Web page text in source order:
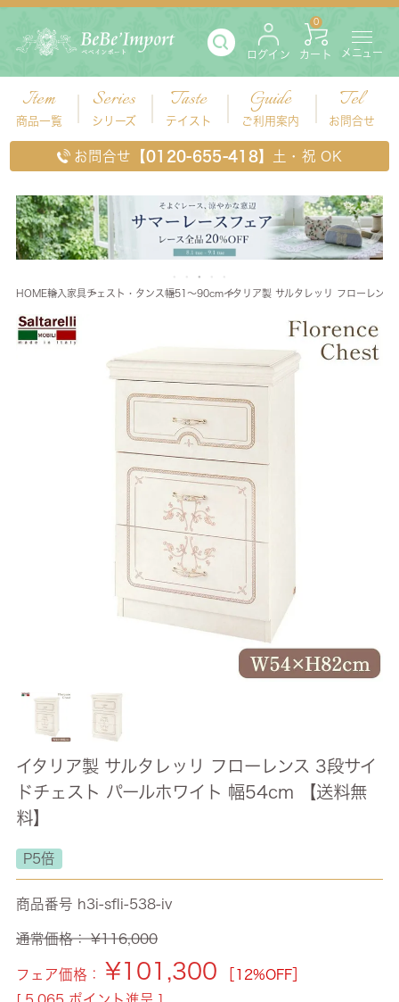
ログイン カート
0
メニュー
Item
商品一覧
Series
シリーズ
Taste
テイスト
Guide
ご利用案内
Tel
お問合せ
お問合せ 【0120-655-418】 土・祝 OK
HOME輸入家具 チェスト・タンス幅51～90cmイタリア製 サルタレッリ フローレン
イタリア製 サルタレッリ フローレンス 3段サイ
ドチェスト パールホワイト 幅54cm 【送料無
料】
P5倍
商品番号 h3i-sfli-538-iv
通常価格： ¥116,000
フェア価格： ¥101,300
［12%OFF］
[ 5,065 ポイント進呈 ]